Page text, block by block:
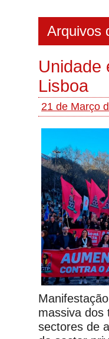
Arquivos
Unidade
Lisboa
21 de Março
massiva dos
sectores de